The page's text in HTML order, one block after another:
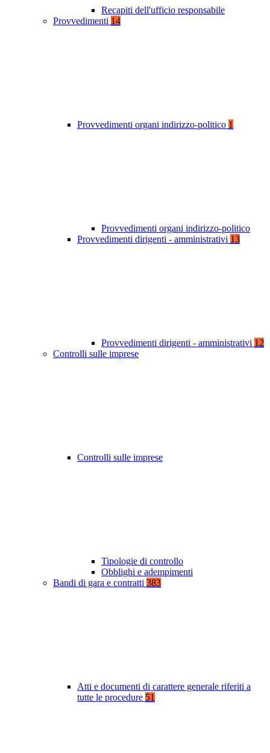
Recapiti dell'ufficio responsabile
Provvedimenti 14
Provvedimenti organi indirizzo-politico 1
Provvedimenti organi indirizzo-politico
Provvedimenti dirigenti - amministrativi 13
Provvedimenti dirigenti - amministrativi 12
Controlli sulle imprese
Controlli sulle imprese
Tipologie di controllo
Obblighi e adempimenti
Bandi di gara e contratti 383
Atti e documenti di carattere generale riferiti a
tutte le procedure 51